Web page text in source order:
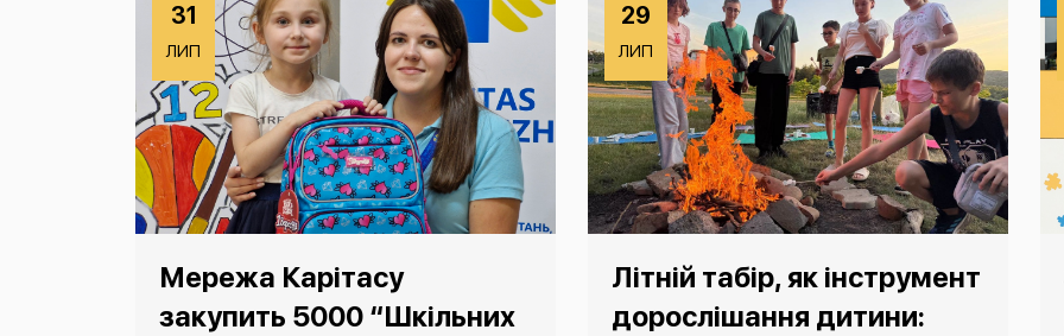
31
ЛИП
Мережа Карітасу
закупить 5000 “Шкільних
29
ЛИП
Літній табір, як інструмент
дорослішання дитини: